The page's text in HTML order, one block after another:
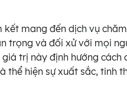
mang đến dịch vụ
trọng và đối xử với mọi
trị này định hướng
hiện sự xuất sắc, tinh